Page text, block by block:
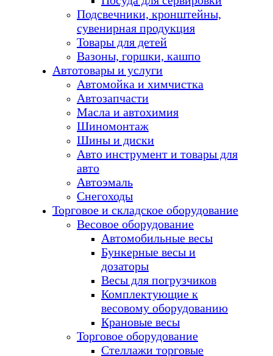
Подсвечники, кронштейны,
сувенирная продукция
Товары для детей
Вазоны, горшки, кашпо
Автотовары и услуги
Автомойка и химчистка
Автозапчасти
Масла и автохимия
Шиномонтаж
Шины и диски
Авто инструмент и товары для
авто
Автоэмаль
Снегоходы
Торговое и складское оборудование
Весовое оборудование
Автомобильные весы
Бункерные весы и
дозаторы
Весы для погрузчиков
Комплектующие к
весовому оборудованию
Крановые весы
Торговое оборудование
Стеллажи торговые